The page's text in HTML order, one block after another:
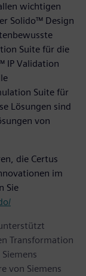
wichtigen
Solido™ Design
Suite für die
IP Validation
Suite für
Lösungen sind
von
die Certus
im
Sie
Transformation
von Siemens